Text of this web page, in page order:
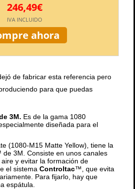
246,49€
IVA INCLUIDO
ahora
de fabricar esta referencia pero
para que puedas
3M. Es de la gama 1080
diseñada para el
(1080-M15 Matte Yellow), tiene la
3M. Consiste en unos canales
y evitar la formación de
el sistema Controltac™, que evita
Para fijarlo, hay que
espátula.